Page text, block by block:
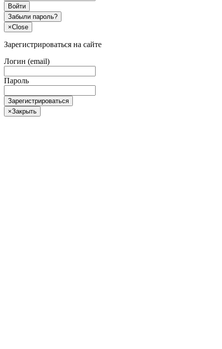
Войти
Забыли пароль?
×Close
Зарегистрироваться на сайте
Логин (email)
Пароль
Зарегистрироваться
×Закрыть